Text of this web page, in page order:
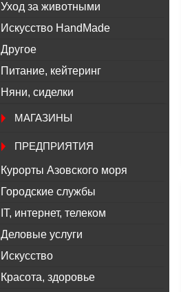
Уход за животными
Искусство HandMade
Другое
Питание, кейтеринг
Няни, сиделки
МАГАЗИНЫ
ПРЕДПРИЯТИЯ
Курорты Азовского моря
Городские службы
IT, интернет, телеком
Деловые услуги
Искусство
Красота, здоровье